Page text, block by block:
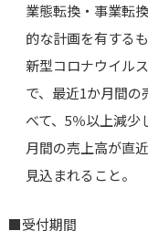
業態転換・事業転
的な計画を有するも
新型コロナウイル
で、最近1か月間
べて、5％以上減少
月間の売上高が直
見込まれること。
■受付期間